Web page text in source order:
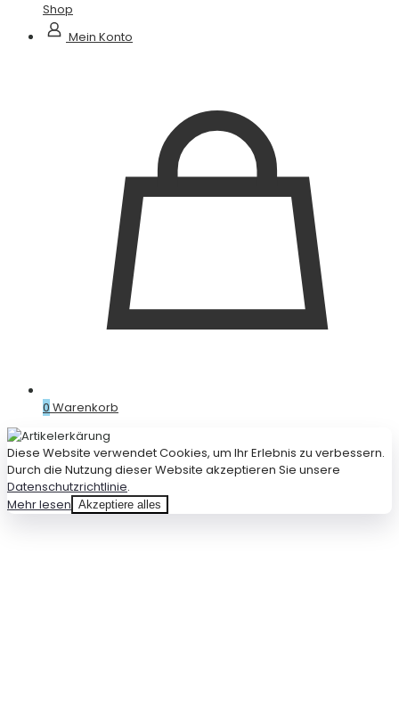
Shop
Mein Konto
0 Warenkorb
Diese Website verwendet Cookies, um Ihr Erlebnis zu verbessern.
Durch die Nutzung dieser Website akzeptieren Sie unsere
Datenschutzrichtlinie.
Mehr lesen Akzeptiere alles